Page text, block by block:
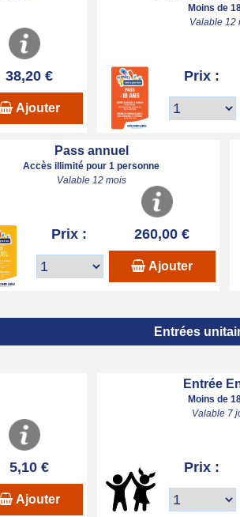
38,20 €
Ajouter
Moins de
Valable 12
Prix :
Pass annuel
Accès illimité pour 1 personne
Valable 12 mois
Prix : 260,00 €
Ajouter
Entrées
5,10 €
Ajouter
Entrée
Moins de
Valable 7
Prix :